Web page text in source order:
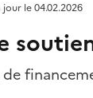
jour le04.02.2026